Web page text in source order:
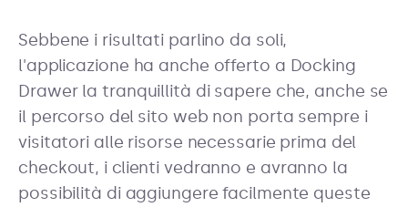
Sebbene i risultati parlino da soli,
l'applicazione ha anche offerto a Docking
Drawer la tranquillità di sapere che, anche se
il percorso del sito web non porta sempre i
visitatori alle risorse necessarie prima del
checkout, i clienti vedranno e avranno la
possibilità di aggiungere facilmente queste